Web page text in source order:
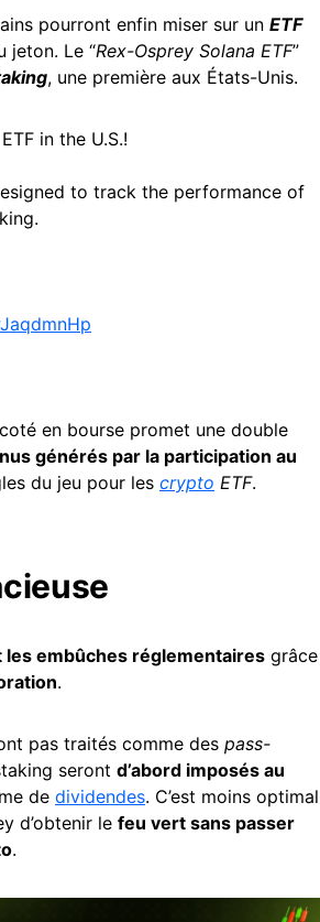
pourront enfin miser sur un ETF
jeton. Le “Rex-Osprey Solana ETF”
, une première aux États-Unis.
in the U.S.!
to track the performance of
en bourse promet une double
générés par la participation au
du jeu pour les crypto ETF.
embûches réglementaires grâce
.
pas traités comme des pass-
seront d’abord imposés au
de dividendes. C’est moins optimal
d’obtenir le feu vert sans passer
.